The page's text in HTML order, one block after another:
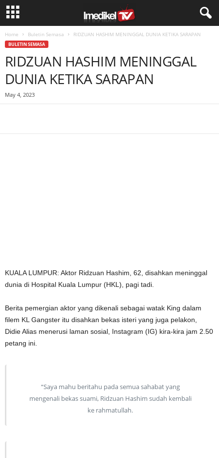
Home Buletin Semasa RIDZUAN HASHIM MENINGGAL DUNIA KETIKA SARAPAN
BULETIN SEMASA
RIDZUAN HASHIM MENINGGAL
DUNIA KETIKA SARAPAN
May 4, 2023
KUALA LUMPUR: Aktor Ridzuan Hashim, 62, disahkan meninggal
dunia di Hospital Kuala Lumpur (HKL), pagi tadi.
Berita pemergian aktor yang dikenali sebagai watak King dalam
filem KL Gangster itu disahkan bekas isteri yang juga pelakon,
Didie Alias menerusi laman sosial, Instagram (IG) kira-kira jam 2.50
petang ini.
“Saya mahu beritahu pada semua sahabat yang
mengenali bekas suami, Ridzuan Hashim sudah kembali
ke rahmatullah.